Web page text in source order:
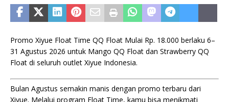
Promo Xiyue Float Time QQ Float Mulai Rp. 18.000 berlaku 6–
31 Agustus 2026 untuk Mango QQ Float dan Strawberry QQ
Float di seluruh outlet Xiyue Indonesia.
Bulan Agustus semakin manis dengan promo terbaru dari
Xiyue. Melalui program Float Time, kamu bisa menikmati